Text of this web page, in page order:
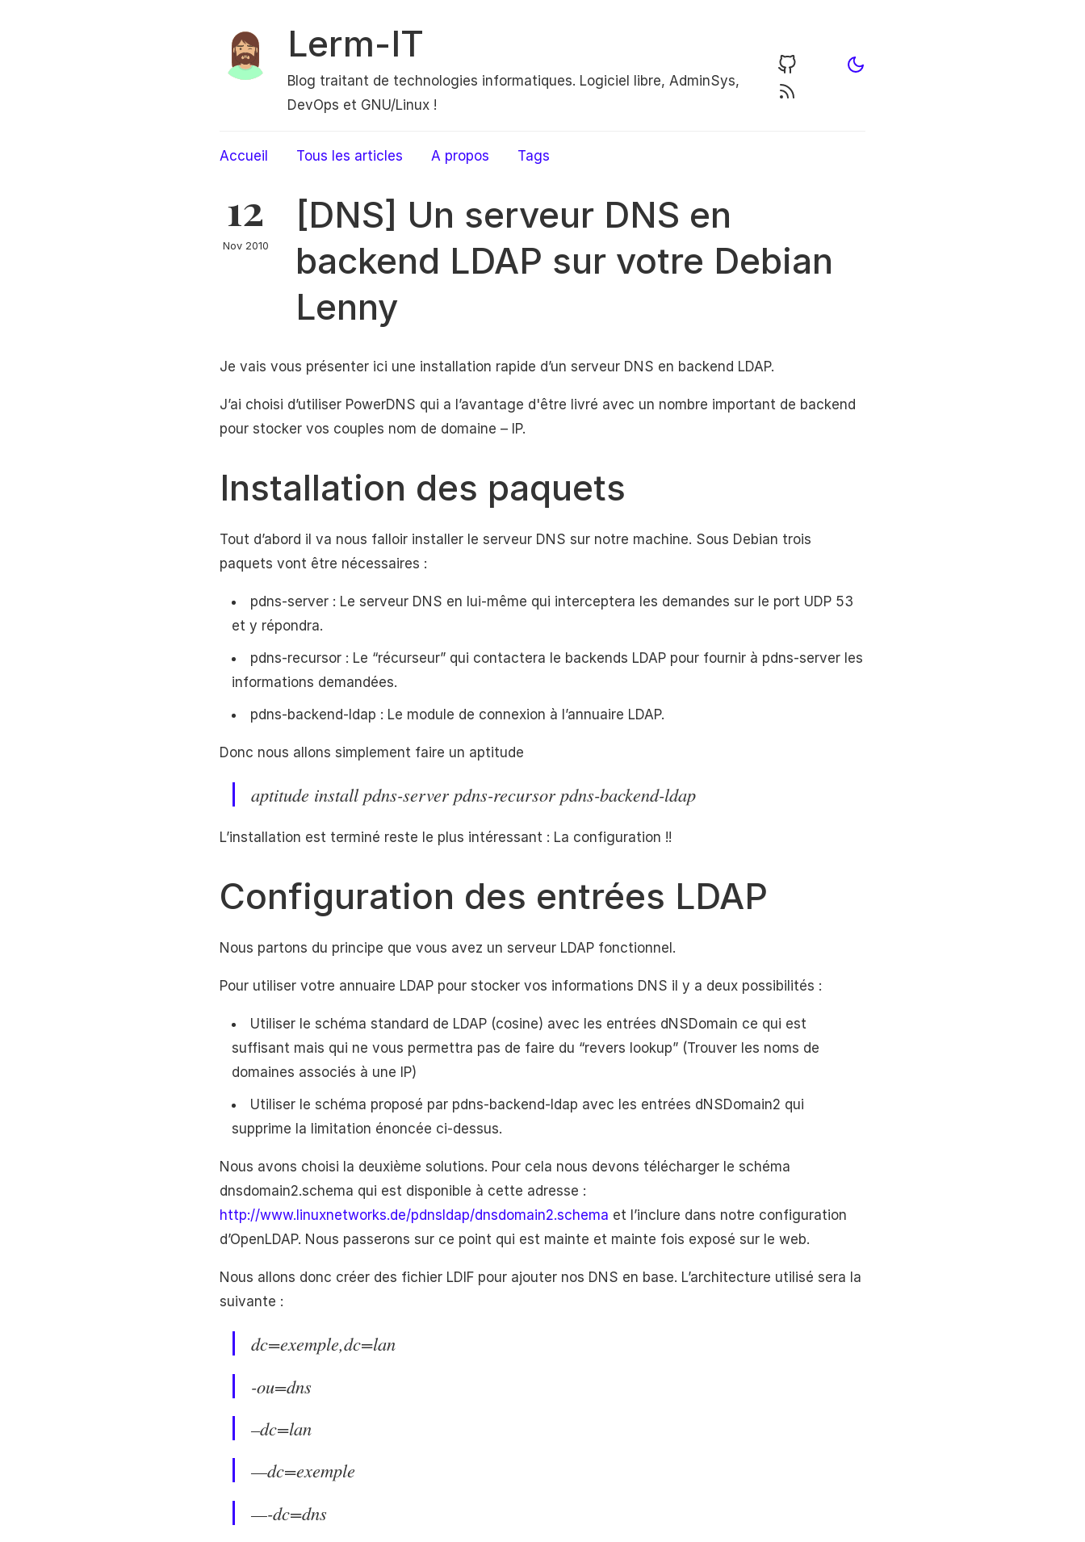
Lerm-IT
Blog traitant de technologies informatiques. Logiciel libre, AdminSys,
DevOps et GNU/Linux !
Accueil Tous les articles A propos Tags
12
Nov 2010
[DNS] Un serveur DNS en
backend LDAP sur votre Debian
Lenny
Je vais vous présenter ici une installation rapide d’un serveur DNS en backend LDAP.
J’ai choisi d’utiliser PowerDNS qui a l’avantage d'être livré avec un nombre important de backend
pour stocker vos couples nom de domaine – IP.
Installation des paquets
Tout d’abord il va nous falloir installer le serveur DNS sur notre machine. Sous Debian trois
paquets vont être nécessaires :
pdns-server : Le serveur DNS en lui-même qui interceptera les demandes sur le port UDP 53
et y répondra.
pdns-recursor : Le “récurseur” qui contactera le backends LDAP pour fournir à pdns-server les
informations demandées.
pdns-backend-ldap : Le module de connexion à l’annuaire LDAP.
Donc nous allons simplement faire un aptitude
aptitude install pdns-server pdns-recursor pdns-backend-ldap
L’installation est terminé reste le plus intéressant : La configuration !!
Configuration des entrées LDAP
Nous partons du principe que vous avez un serveur LDAP fonctionnel.
Pour utiliser votre annuaire LDAP pour stocker vos informations DNS il y a deux possibilités :
Utiliser le schéma standard de LDAP (cosine) avec les entrées dNSDomain ce qui est
suffisant mais qui ne vous permettra pas de faire du “revers lookup” (Trouver les noms de
domaines associés à une IP)
Utiliser le schéma proposé par pdns-backend-ldap avec les entrées dNSDomain2 qui
supprime la limitation énoncée ci-dessus.
Nous avons choisi la deuxième solutions. Pour cela nous devons télécharger le schéma
dnsdomain2.schema qui est disponible à cette adresse :
http://www.linuxnetworks.de/pdnsldap/dnsdomain2.schema et l’inclure dans notre configuration
d’OpenLDAP. Nous passerons sur ce point qui est mainte et mainte fois exposé sur le web.
Nous allons donc créer des fichier LDIF pour ajouter nos DNS en base. L’architecture utilisé sera la
suivante :
dc=exemple,dc=lan
-ou=dns
–dc=lan
—dc=exemple
—-dc=dns